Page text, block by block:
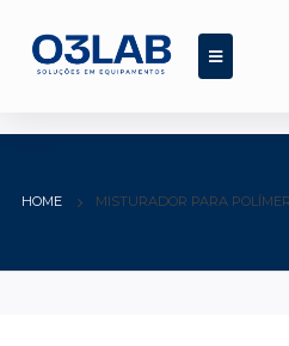
HOME MISTURADOR PARA